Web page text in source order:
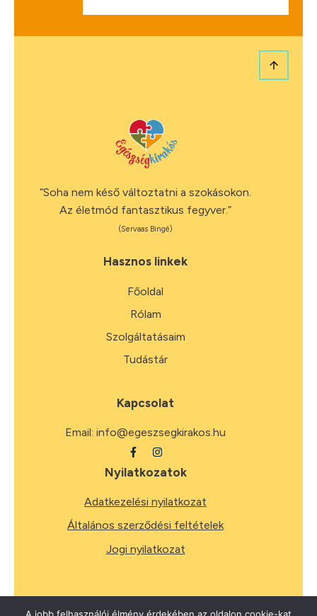
“Soha nem késő változtatni a szokásokon.
Az életmód fantasztikus fegyver.”
(Servaas Bingé)
Hasznos linkek
Főoldal
Rólam
Szolgáltatásaim
Tudástár
Kapcsolat
Email: info@egeszsegkirakos.hu
Nyilatkozatok
Adatkezelési nyilatkozat
Általános szerződési feltételek
Jogi nyilatkozat